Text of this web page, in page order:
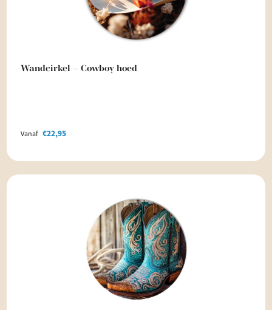
Wandcirkel – Cowboy hoed
Vanaf €22,95